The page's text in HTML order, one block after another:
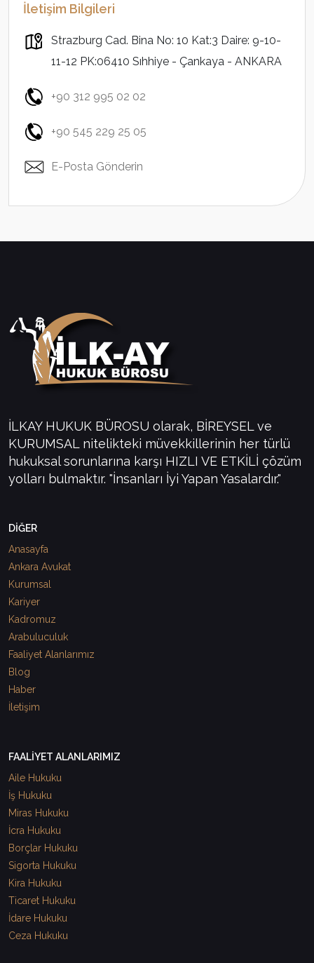
İletişim Bilgileri
Strazburg Cad. Bina No: 10 Kat:3 Daire: 9-10-
11-12 PK:06410 Sıhhiye - Çankaya - ANKARA
+90 312 995 02 02
+90 545 229 25 05
E-Posta Gönderin
İLKAY HUKUK BÜROSU olarak, BİREYSEL ve
KURUMSAL nitelikteki müvekkillerinin her türlü
hukuksal sorunlarına karşı HIZLI VE ETKİLİ çözüm
yolları bulmaktır. "İnsanları İyi Yapan Yasalardır."
DİĞER
Anasayfa
Ankara Avukat
Kurumsal
Kariyer
Kadromuz
Arabuluculuk
Faaliyet Alanlarımız
Blog
Haber
İletişim
FAALİYET ALANLARIMIZ
Aile Hukuku
İş Hukuku
Miras Hukuku
İcra Hukuku
Borçlar Hukuku
Sigorta Hukuku
Kira Hukuku
Ticaret Hukuku
İdare Hukuku
Ceza Hukuku